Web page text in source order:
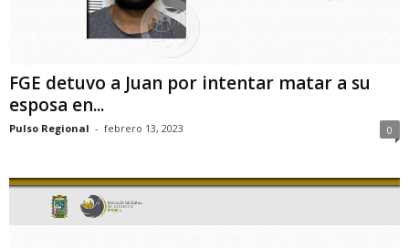
FGE detuvo a Juan por intentar matar a su
esposa en...
Pulso Regional - febrero 13, 2023 0